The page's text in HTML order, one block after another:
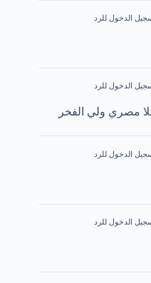
الدخول للرد
الدخول للرد
مصري ولي الفخر
الدخول للرد
الدخول للرد